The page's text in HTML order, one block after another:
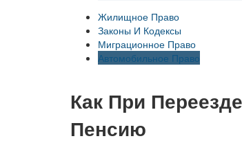
Жилищное Право
Законы И Кодексы
Миграционное Право
Автомобильное Право
Как При
Пенсию